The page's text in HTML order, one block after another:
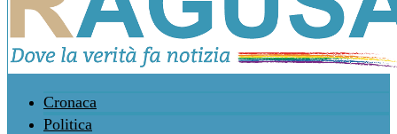
Cronaca
Politica